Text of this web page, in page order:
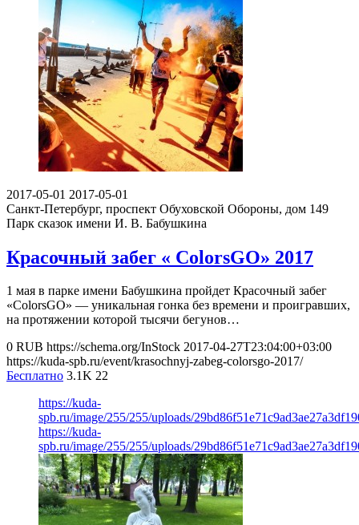
2017-05-01 2017-05-01
Санкт-Петербург, проспект Обуховской Обороны, дом 149
Парк сказок имени И. В. Бабушкина
Красочный забег « ColorsGO» 2017
1 мая в парке имени Бабушкина пройдет Красочный забег
«ColorsGO» — уникальная гонка без времени и проигравших,
на протяжении которой тысячи бегунов…
0 RUB https://schema.org/InStock 2017-04-27T23:04:00+03:00
https://kuda-spb.ru/event/krasochnyj-zabeg-colorsgo-2017/
Бесплатно 3.1K 22
https://kuda-
spb.ru/image/255/255/uploads/
https://kuda-
spb.ru/image/255/255/uploads/